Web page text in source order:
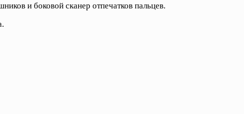
и боковой сканер отпечатков пальцев.